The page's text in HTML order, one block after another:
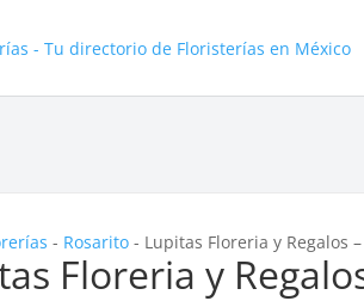
- Rosarito - Lupitas Floreria y Regalos
Floreria y